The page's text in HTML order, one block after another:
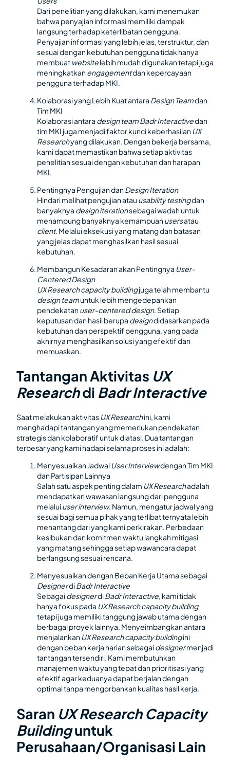
Dari penelitian yang dilakukan, kami menemukan
bahwa penyajian informasi memiliki dampak
langsung terhadap keterlibatan pengguna.
Penyajian informasi yang lebih jelas, terstruktur, dan
sesuai dengan kebutuhan pengguna tidak hanya
membuat websitelebih mudah digunakan tetapi juga
meningkatkanengagementdan kepercayaan
pengguna terhadap MKI.
Kolaborasi yang Lebih Kuat antara Design Teamdan
Tim MKI
Kolaborasi antara design team Badr Interactivedan
tim MKI juga menjadi faktor kunci keberhasilan UX
Researchyang dilakukan. Dengan bekerja bersama,
kami dapat memastikan bahwa setiap aktivitas
penelitian sesuai dengan kebutuhan dan harapan
MKI.
Pentingnya Pengujian danDesign Iteration
Hindari melihat pengujian atau usability testingdan
banyaknya design iterationsebagai wadah untuk
menampung banyaknya kemampuanusersatau
client. Melalui eksekusi yang matang dan batasan
yang jelas dapat menghasilkan hasil sesuai
kebutuhan.
Membangun Kesadaran akan Pentingnya User-
Centered Design
UX Research capacity buildingjuga telah membantu
design teamuntuk lebih mengedepankan
pendekatanuser-centered design. Setiap
keputusan dan hasil berupa designdidasarkan pada
kebutuhan dan perspektif pengguna, yang pada
akhirnya menghasilkan solusi yang efektif dan
memuaskan.
Tantangan Aktivitas UX
Researchdi Badr Interactive
Saat melakukan aktivitas UX Researchini, kami
menghadapi tantangan yang memerlukan pendekatan
strategis dan kolaboratif untuk diatasi. Dua tantangan
terbesar yang kami hadapi selama proses ini adalah:
Menyesuaikan Jadwal User Interviewdengan Tim MKI
dan Partisipan Lainnya
Salah satu aspek penting dalam UX Researchadalah
mendapatkan wawasan langsung dari pengguna
melaluiuser interview. Namun, mengatur jadwal yang
sesuai bagi semua pihak yang terlibat ternyata lebih
menantang dari yang kami perkirakan. Perbedaan
kesibukan dan komitmen waktu langkah mitigasi
yang matang sehingga setiap wawancara dapat
berlangsung sesuai rencana.
Menyesuaikan dengan Beban Kerja Utama sebagai
DesignerdiBadr Interactive
SebagaidesignerdiBadr Interactive, kami tidak
hanya fokus pada UX Research capacity building
tetapi juga memiliki tanggung jawab utama dengan
berbagai proyek lainnya. Menyeimbangkan antara
menjalankan UX Researchcapacity buildingini
dengan beban kerja harian sebagaidesignermenjadi
tantangan tersendiri. Kami membutuhkan
manajemen waktu yang tepat dan prioritisasi yang
efektif agar keduanya dapat berjalan dengan
optimal tanpa mengorbankan kualitas hasil kerja.
Saran UX Research Capacity
Buildinguntuk
Perusahaan/Organisasi Lain